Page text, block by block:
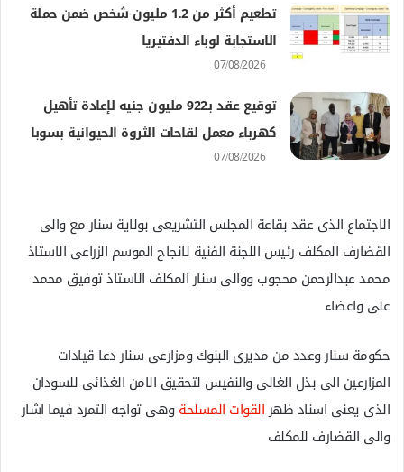
تطعيم أكثر من 1.2 مليون شخص ضمن حملة
الاستجابة لوباء الدفتيريا
07/08/2026
توقيع عقد بـ922 مليون جنيه لإعادة تأهيل
كهرباء معمل لقاحات الثروة الحيوانية بسوبا
07/08/2026
الاجتماع الذى عقد بقاعة المجلس التشريعى بولاية سنار مع والى
القضارف المكلف رئيس اللجنة الفنية لانجاح الموسم الزراعى الاستاذ
محمد عبدالرحمن محجوب ووالى سنار المكلف الاستاذ توفيق محمد
على واعضاء
حكومة سنار وعدد من مديرى البنوك ومزارعى سنار دعا قيادات
المزارعين الى بذل الغالى والنفيس لتحقيق الامن الغذائى للسودان
الذى يعنى اسناد ظهرالقوات المسلحةوهى تواجه التمرد فيما اشار
والى القضارف للمكلف